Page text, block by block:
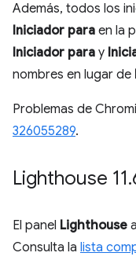
Además, todos los
Iniciador para en la
Iniciador para y
nombres en lugar de
Problemas de
326055289.
Lighthouse 11.
El panel Lighthouse
Consulta la lista